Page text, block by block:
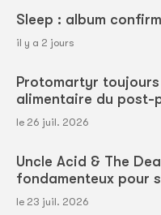
Sleep : album
il y a 2 jours
Protomartyr
alimentaire du post-
le 26 juil. 2026
Uncle Acid & The
fondamenteux pour
le 23 juil. 2026